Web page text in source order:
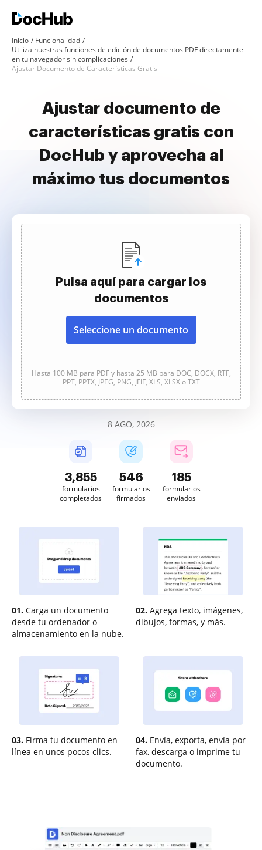
Inicio
Funcionalidad
Utiliza nuestras funciones de edición de documentos PDF directamente
en tu navegador sin complicaciones
Ajustar Documento de Características Gratis
Ajustar documento de
características gratis con
DocHub y aprovecha al
máximo tus documentos
Pulsa aquí para cargar los
documentos
Seleccione un documento
Hasta 100 MB para PDF y hasta 25 MB para DOC, DOCX, RTF,
PPT, PPTX, JPEG, PNG, JFIF, XLS, XLSX o TXT
8 AGO, 2026
3,855
formularios
completados
546
formularios
firmados
185
formularios
enviados
01. Carga un documento
desde tu ordenador o
almacenamiento en la nube.
02. Agrega texto, imágenes,
dibujos, formas, y más.
03. Firma tu documento en
línea en unos pocos clics.
04. Envía, exporta, envía por
fax, descarga o imprime tu
documento.